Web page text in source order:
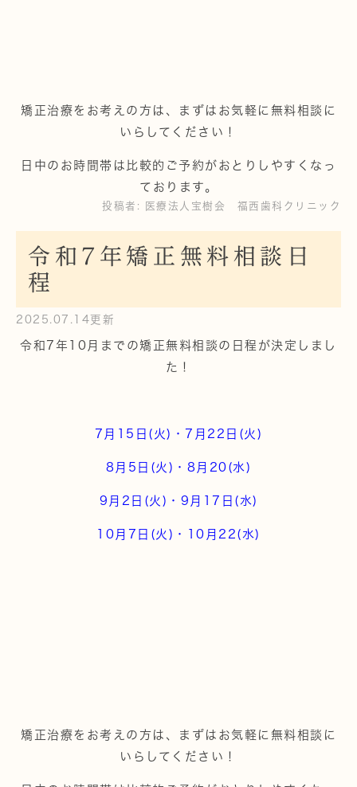
矯正治療をお考えの方は、まずはお気軽に無料相談に
いらしてください！
日中のお時間帯は比較的ご予約がおとりしやすくなっ
ております。
投稿者: 医療法人宝樹会 福西歯科クリニック
令和7年矯正無料相談日
程
2025.07.14更新
令和7年10月までの矯正無料相談の日程が決定しまし
た！
7月15日(火) ・7月22日(火 )
8月5日(火)・8月20(水)
9月2日(火)・9月17日(水)
10月7日(火)・10月22(水)
矯正治療をお考えの方は、まずはお気軽に無料相談に
いらしてください！